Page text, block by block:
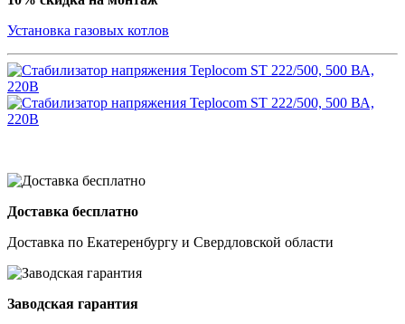
Установка газовых котлов
Доставка бесплатно
Доставка по Екатеренбургу и Свердловской области
Заводская гарантия